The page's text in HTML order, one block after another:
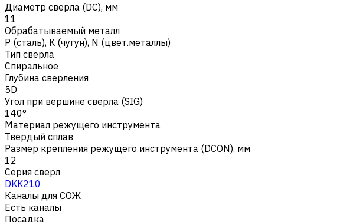
Диаметр сверла (DC), мм
11
Обрабатываемый металл
Р (сталь), K (чугун), N (цвет.металлы)
Тип сверла
Спиральное
Глубина сверления
5D
Угол при вершине сверла (SIG)
140°
Материал режущего инструмента
Твердый сплав
Размер крепления режущего инструмента (DCON), мм
12
Серия сверл
DKK210
Каналы для СОЖ
Есть каналы
Посадка